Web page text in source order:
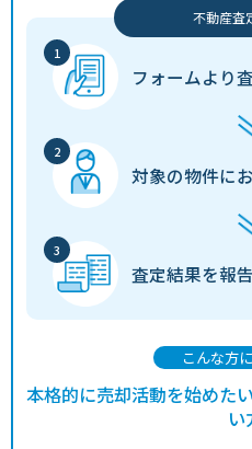
不動産査
フォームより
対象の物件に
査定結果を報
こんな方
本格的に売却活動を始めた
い